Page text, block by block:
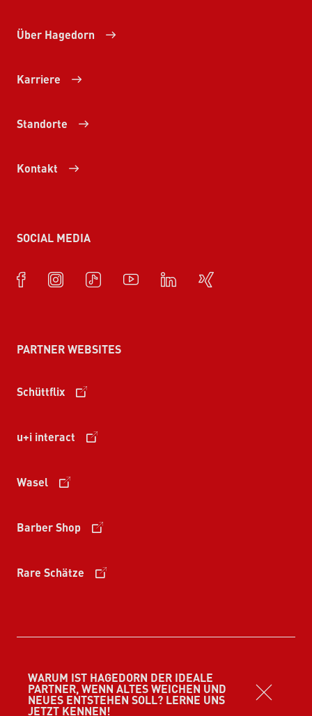
WARUM IST HAGEDORN DER IDEALE
PARTNER, WENN ALTES WEICHEN UND
NEUES ENTSTEHEN SOLL? LERNE UNS
JETZT KENNEN!
Über Hagedorn
Karriere
Standorte
Kontakt
SOCIAL MEDIA
PARTNER WEBSITES
Schüttflix
u+i interact
Wasel
Barber Shop
Rare Schätze
Cookie-Einstellungen